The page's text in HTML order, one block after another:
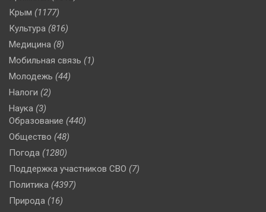
Крым (1177)
Культура (816)
Медицина (8)
Мобильная связь (1)
Молодежь (44)
Налоги (2)
Наука (3)
Образование (440)
Общество (48)
Погода (1280)
Поддержка участников СВО (7)
Политика (4397)
Природа (16)